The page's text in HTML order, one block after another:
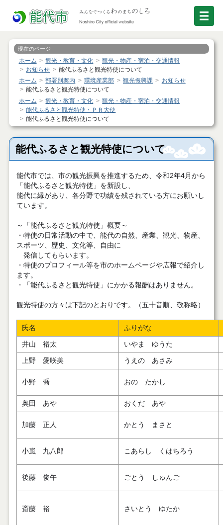
現在のページ
ホーム 観光・教育・文化
観光・物産・宿泊・交通情報
お知らせ
能代ふるさと観光特使について
ホーム
部署別案内 環境産業部 観光振興課
お知らせ
能代ふるさと観光特使について
ホーム
観光・教育・文化
観光・物産・宿泊・交通情報
能代ふるさと観光特使・ＰＲ大使
能代ふるさと観光特使について
能代ふるさと観光特使について
能代市では、市の観光振興を推進するため、令和2年4月から
「能代ふるさと観光特使」を新設し、
能代に縁があり、各分野で功績を残されている方にお願いし
ています。
～「能代ふるさと観光特使」概要～
・特使の日常活動の中で、能代の自然、産業、観光、物産、
スポーツ、歴史、文化等、自由に
発信してもらいます。
・特使のプロフィール等を市のホームページや広報で紹介し
ます。
・「能代ふるさと観光特使」にかかる報酬はありません。
観光特使の方々は下記のとおりです。（五十音順、敬称略）
氏名 ふりがな
井山 裕太 いやま ゆうた
上野 愛咲美 うえの あさみ
小野 喬 おの たかし
奥田 あや おくだ あや
加藤 正人 かとう まさと
小嵐 九八郎 こあらし くはちろう
後藤 俊午 ごとう しゅんご
斎藤 裕 さいとう ゆたか